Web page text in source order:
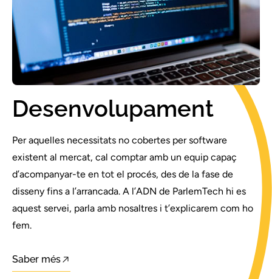
Desenvolupament
Per aquelles necessitats no cobertes per software
existent al mercat, cal comptar amb un equip capaç
d’acompanyar-te en tot el procés, des de la fase de
disseny fins a l’arrancada. A l’ADN de ParlemTech hi es
aquest servei, parla amb nosaltres i t’explicarem com ho
fem.
Saber més